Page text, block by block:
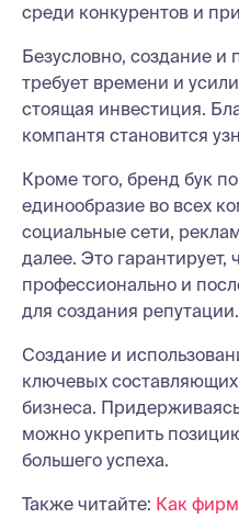
среди конкурентов и
Безусловно, создание и
требует времени и
стоящая инвестиция.
компантя становится
Кроме того, бренд бук
единообразие во всех
социальные сети,
далее. Это гарантирует,
профессионально и
для создания репутации.
Создание и
ключевых
бизнеса.
можно укрепить
большего успеха.
Также читайте: Как